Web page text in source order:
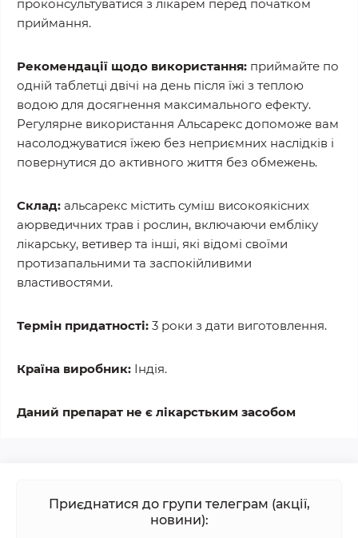
проконсультуватися з лікарем перед початком
приймання.
Рекомендації щодо використання: приймайте по
одній таблетці двічі на день після їжі з теплою
водою для досягнення максимального ефекту.
Регулярне використання Альсарекс допоможе вам
насолоджуватися їжею без неприємних наслідків і
повернутися до активного життя без обмежень.
Склад: альсарекс містить суміш високоякісних
аюрведичних трав і рослин, включаючи ембліку
лікарську, ветивер та інші, які відомі своїми
протизапальними та заспокійливими
властивостями.
Термін придатності: 3 роки з дати виготовлення.
Країна виробник: Індія.
Даний препарат не є лікарстьким засобом
Приєднатися до групи телеграм (акції,
новини):